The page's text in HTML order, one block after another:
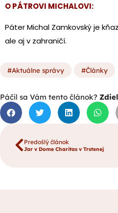
O PÁTROVI MICHALOVI:
Páter Michal Zamkovský je
ale aj v zahraničí.
Aktuálne správy Články
Páčil sa Vám tento článok?
Predošlý článok
Jar v Dome Charitas v Trstenej